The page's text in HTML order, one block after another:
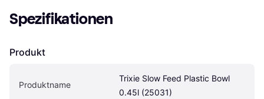
Spezifikationen
Produkt
Produktname
Trixie Slow Feed Plastic Bowl
0.45l (25031)